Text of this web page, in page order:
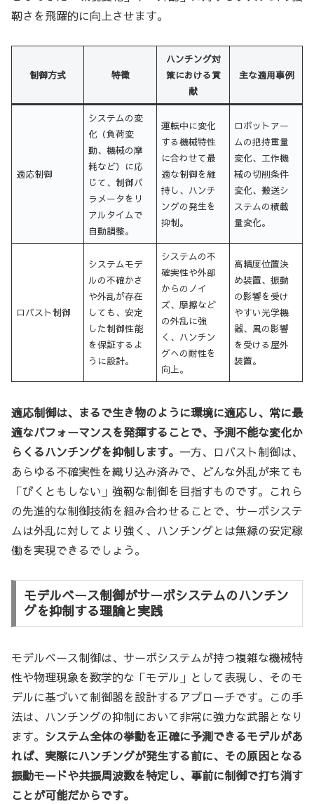
靭さを飛躍的に向上させます。
制御方式 特徴
ハンチング対
策における貢
献
主な適用事例
適応制御
システムの変
化（負荷変
動、機械の摩
耗など）に応
じて、制御パ
ラメータをリ
アルタイムで
自動調整。
運転中に変化
する機械特性
に合わせて最
適な制御を維
持し、ハンチ
ングの発生を
抑制。
ロボットアー
ムの把持重量
変化、工作機
械の切削条件
変化、搬送シ
ステムの積載
量変化。
ロバスト制御
システムモデ
ルの不確かさ
や外乱が存在
しても、安定
した制御性能
を保証するよ
うに設計。
システムの不
確実性や外部
からのノイ
ズ、摩擦など
の外乱に強
く、ハンチン
グへの耐性を
向上。
高精度位置決
め装置、振動
の影響を受け
やすい光学機
器、風の影響
を受ける屋外
装置。
適応制御は、まるで生き物のように環境に適応し、常に最
適なパフォーマンスを発揮することで、予測不能な変化か
らくるハンチングを抑制します。 一方、ロバスト制御は、
あらゆる不確実性を織り込み済みで、どんな外乱が来ても
「びくともしない」強靭な制御を目指すものです。これら
の先進的な制御技術を組み合わせることで、サーボシステ
ムは外乱に対してより強く、ハンチングとは無縁の安定稼
働を実現できるでしょう。
モデルベース制御がサーボシステムのハンチン
グを抑制する理論と実践
モデルベース制御は、サーボシステムが持つ複雑な機械特
性や物理現象を数学的な「モデル」として表現し、そのモ
デルに基づいて制御器を設計するアプローチです。この手
法は、ハンチングの抑制において非常に強力な武器となり
ます。 システム全体の挙動を正確に予測できるモデルがあ
れば、実際にハンチングが発生する前に、その原因となる
振動モードや共振周波数を特定し、事前に制御で打ち消す
ことが可能だからです。